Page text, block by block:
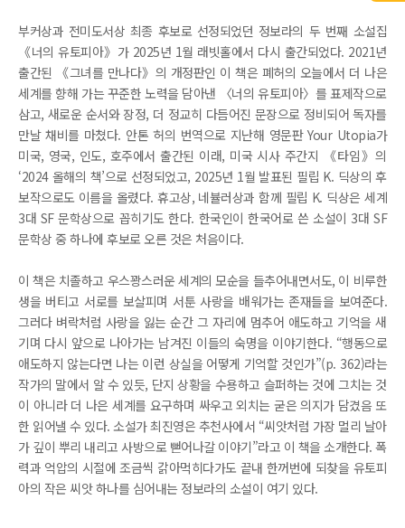
부커상과 전미도서상 최종 후보로 선정되었던 정보라의 두 번째 소설집
《너의 유토피아》가 2025년 1월 래빗홀에서 다시 출간되었다. 2021년
출간된 《그녀를 만나다》의 개정판인 이 책은 폐허의 오늘에서 더 나은
세계를 향해 가는 꾸준한 노력을 담아낸 〈너의 유토피아〉를 표제작으로
삼고, 새로운 순서와 장정, 더 정교히 다듬어진 문장으로 정비되어 독자를
만날 채비를 마쳤다. 안톤 허의 번역으로 지난해 영문판 Your Utopia가
미국, 영국, 인도, 호주에서 출간된 이래, 미국 시사 주간지 《타임》의
‘2024 올해의 책’으로 선정되었고, 2025년 1월 발표된 필립 K. 딕상의 후
보작으로도 이름을 올렸다. 휴고상, 네뷸러상과 함께 필립 K. 딕상은 세계
3대 SF 문학상으로 꼽히기도 한다. 한국인이 한국어로 쓴 소설이 3대 SF
문학상 중 하나에 후보로 오른 것은 처음이다.
이 책은 치졸하고 우스꽝스러운 세계의 모순을 들추어내면서도, 이 비루한
생을 버티고 서로를 보살피며 서툰 사랑을 배워가는 존재들을 보여준다.
그러다 벼락처럼 사랑을 잃는 순간 그 자리에 멈추어 애도하고 기억을 새
기며 다시 앞으로 나아가는 남겨진 이들의 숙명을 이야기한다. “행동으로
애도하지 않는다면 나는 이런 상실을 어떻게 기억할 것인가”(p. 362)라는
작가의 말에서 알 수 있듯, 단지 상황을 수용하고 슬퍼하는 것에 그치는 것
이 아니라 더 나은 세계를 요구하며 싸우고 외치는 굳은 의지가 담겼음 또
한 읽어낼 수 있다. 소설가 최진영은 추천사에서 “씨앗처럼 가장 멀리 날아
가 깊이 뿌리 내리고 사방으로 뻗어나갈 이야기”라고 이 책을 소개한다. 폭
력과 억압의 시절에 조금씩 갉아먹히다가도 끝내 한꺼번에 되찾을 유토피
아의 작은 씨앗 하나를 심어내는 정보라의 소설이 여기 있다.